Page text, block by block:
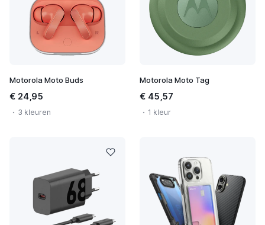
Motorola Moto Buds
€ 24,95
3 kleuren
Motorola Moto Tag
€ 45,57
1 kleur